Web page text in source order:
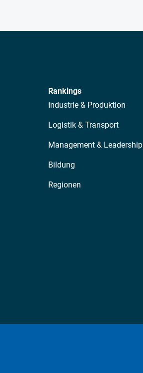
Rankings
Industrie & Produktion
Logistik & Transport
Management & Leadership
Bildung
Regionen